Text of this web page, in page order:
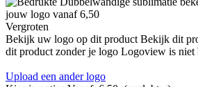
Vergroten
Bekijk uw logo op dit product Bekijk dit
dit product zonder je logo Logoview is niet
Upload een ander logo